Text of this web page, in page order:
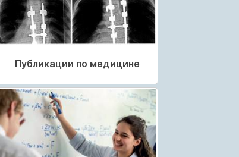
Публикации по медицине